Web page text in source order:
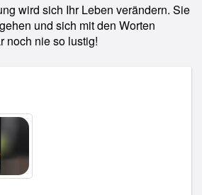
wird sich Ihr Leben verändern. Sie
und sich mit den Worten
noch nie so lustig!